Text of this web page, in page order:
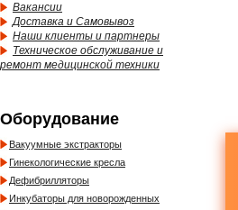
Вакансии
Доставка и Самовывоз
Наши клиенты и партнеры
Техническое обслуживание и
ремонт медицинской техники
Оборудование
Вакуумные экстракторы
Гинекологические кресла
Дефибрилляторы
Инкубаторы для новорожденных